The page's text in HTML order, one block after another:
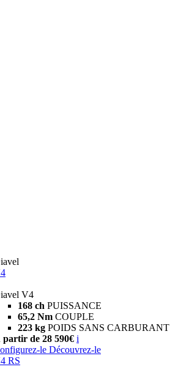
V4
168 ch PUISSANCE
65,2 Nm COUPLE
223 kg POIDS SANS CARBURANT
partir de 28 590€ i
le Découvrez-le
RS